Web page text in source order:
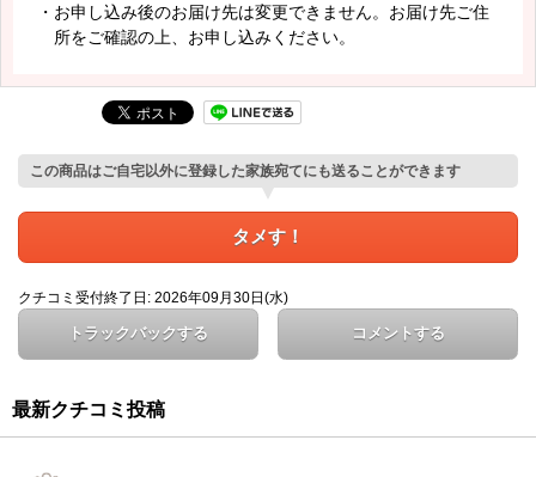
・お申し込み後のお届け先は変更できません。お届け先ご住
所をご確認の上、お申し込みください。
この商品はご自宅以外に登録した家族宛てにも送ることができます
タメす！
クチコミ受付終了日: 2026年09月30日(水)
トラックバックする コメントする
最新クチコミ投稿